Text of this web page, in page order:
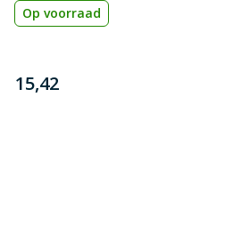
Op voorraad
€
15,42